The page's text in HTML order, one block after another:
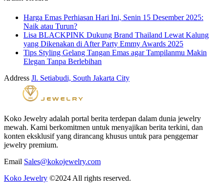
Harga Emas Perhiasan Hari Ini, Senin 15 Desember 2025:
Naik atau Turun?
Lisa BLACKPINK Dukung Brand Thailand Lewat Kalung
yang Dikenakan di After Party Emmy Awards 2025
Tips Styling Gelang Tangan Emas agar Tampilanmu Makin
Elegan Tanpa Berlebihan
Address Jl. Setiabudi, South Jakarta City
Koko Jewelry adalah portal berita terdepan dalam dunia jewelry
mewah. Kami berkomitmen untuk menyajikan berita terkini, dan
konten eksklusif yang dirancang khusus untuk para penggemar
jewelry premium.
Email Sales@kokojewelry.com
Koko Jewelry ©2024 All rights reserved.